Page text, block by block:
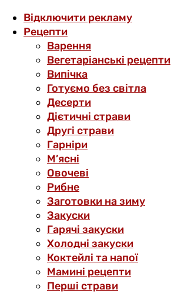
Відключити рекламу
Рецепти
Варення
Вегетаріанські рецепти
Випічка
Готуємо без світла
Десерти
Дієтичні страви
Другі страви
Гарніри
М’ясні
Овочеві
Рибне
Заготовки на зиму
Закуски
Гарячі закуски
Холодні закуски
Коктейлі та напої
Мамині рецепти
Перші страви